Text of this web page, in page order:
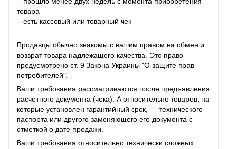
товара
- есть кассовый или товарный чек
Продавцы обычно знакомы с вашим правом на обмен и
возврат товара надлежащего качества. Это право
предусмотрено ст. 9 Закона Украины "О защите прав
потребителей".
Ваши требования рассматриваются после предъявления
расчетного документа (чека). А относительно товаров, на
которые установлен гарантийный срок, — технического
паспорта или другого заменяющего его документа с
отметкой о дате продажи.
Ваши требования относительно технически сложных